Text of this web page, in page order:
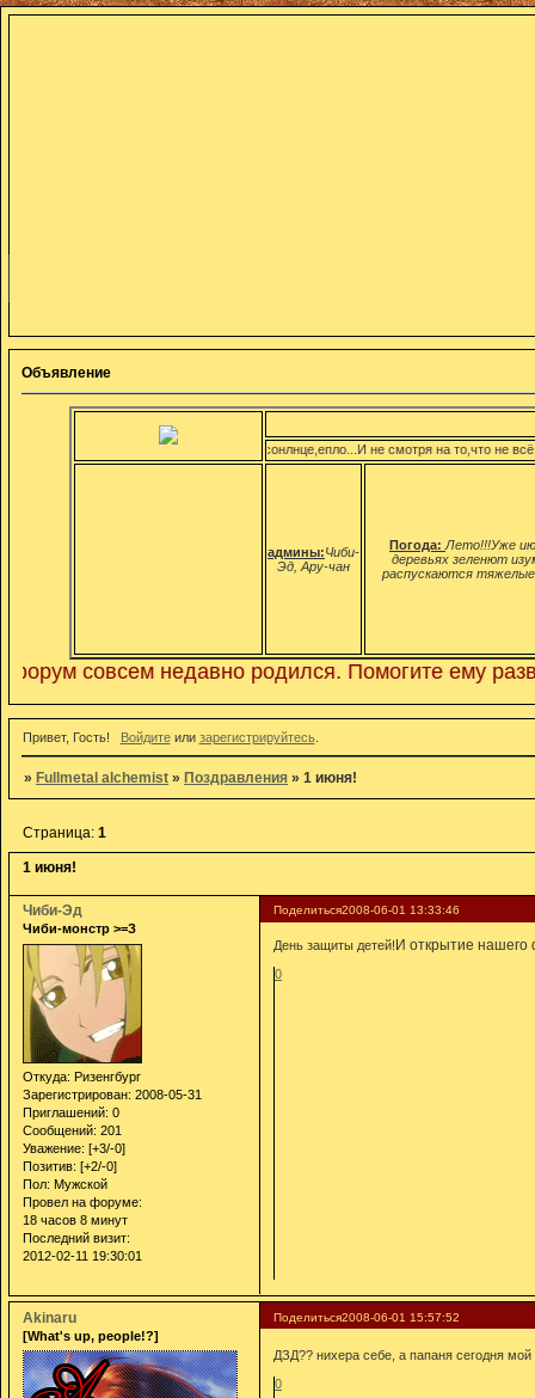
Объявление
замечательная:сонлнце,епло...И не смотря на то,что не всё
админы:Чиби-
Эд, Ару-чан
Погода: Лето!!!Уже
деревьях зеленют
распускаются
совсем недавно родился. Помогите ему
Привет, Гость! Войдитеили зарегистрируйтесь.
» Fullmetal alchemist » Поздравления »1 июня!
1 июня!
Страница:1
Поделиться2008-06-01 13:33:46
Чиби-Эд
Чиби-монстр >=З
Откуда: Ризенгбург
Зарегистрирован: 2008-05-31
Приглашений: 0
Сообщений: 201
Уважение: [+3/-0]
Позитив: [+2/-0]
Пол: Мужской
Провел на форуме:
18 часов 8 минут
Последний визит:
2012-02-11 19:30:01
День защиты детей!И открытие нашего
0
Поделиться2008-06-01 15:57:52
Akinaru
[What's up, people!?]
ДЗД?? нихера себе, а папаня сегодня
0